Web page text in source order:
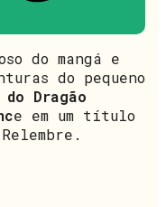
do mangá e
do pequeno
Dragão
e em um título